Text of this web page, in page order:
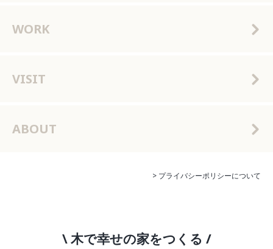
WORK
VISIT
ABOUT
> プライバシーポリシーについて
\ 木で幸せの家をつくる /